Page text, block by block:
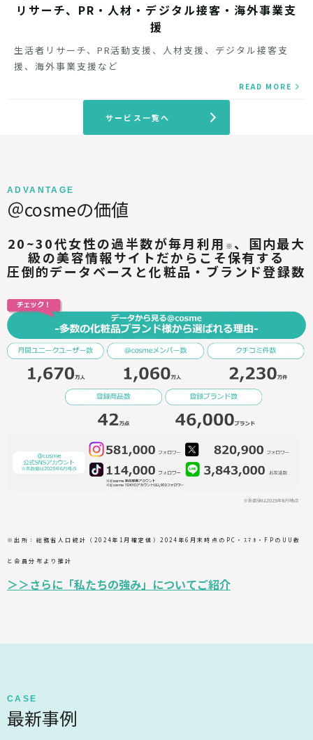
リサーチ、PR・人材・デジタル接客・海外事業支
援
生活者リサーチ、PR活動支援、人材支援、デジタル接客支
援、海外事業支援など
READ MORE
サービス一覧へ
ADVANTAGE
＠cosmeの価値
20~30代女性の過半数が毎月利用 ※ 、国内最大
級の美容情報サイトだからこそ保有する
圧倒的データベースと化粧品・ブランド登録数
※出所：総務省人口統計（2024年1月確定値）2024年6月末時点のPC・ｽﾏﾎ・FPのUU数
と会員分布より推計
＞＞さらに「私たちの強み」についてご紹介
CASE
最新事例